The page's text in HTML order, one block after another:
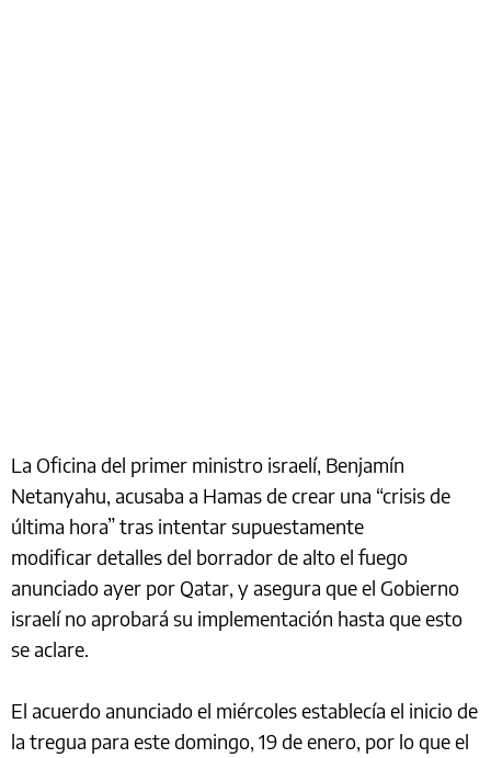
La Oficina del primer ministro israelí, Benjamín
Netanyahu, acusaba a Hamas de crear una “crisis de
última hora” tras intentar supuestamente
modificar detalles del borrador de alto el fuego
anunciado ayer por Qatar, y asegura que el Gobierno
israelí no aprobará su implementación hasta que esto
se aclare.
El acuerdo anunciado el miércoles establecía el inicio de
la tregua para este domingo, 19 de enero, por lo que el